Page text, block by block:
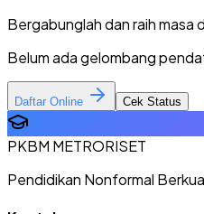
Bergabunglah dan raih masa
Belum ada gelombang
Daftar Online Cek Status
PKBM METRORISET
Pendidikan Nonformal